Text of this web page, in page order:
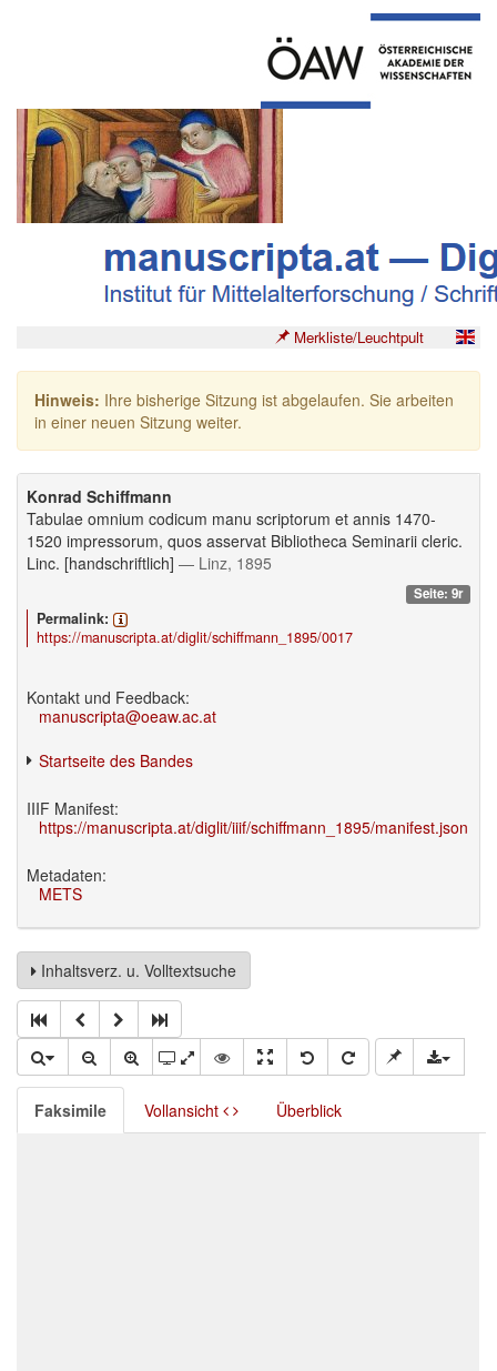
Merkliste/Leuchtpult
Hinweis: Ihre bisherige Sitzung ist abgelaufen. Sie arbeiten
in einer neuen Sitzung weiter.
Konrad Schiffmann
Tabulae omnium codicum manu scriptorum et annis 1470-
1520 impressorum, quos asservat Bibliotheca Seminarii cleric.
Linc. [handschriftlich] — Linz, 1895
Seite: 9r
Permalink:
https://manuscripta.at/diglit/schiffmann_1895/0017
Kontakt und Feedback:
manuscripta@oeaw.ac.at
Startseite des Bandes
IIIF Manifest:
https://manuscripta.at/diglit/iiif/schiffmann_1895/manifest.json
Metadaten:
METS
Inhaltsverz. u. Volltextsuche
Faksimile Vollansicht Überblick